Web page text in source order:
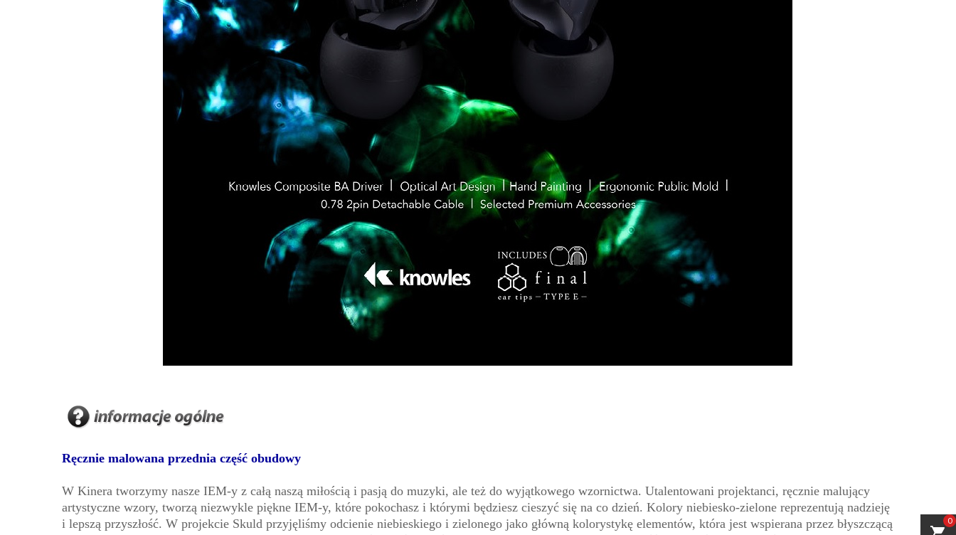
Ręcznie malowana przednia część obudowy
W Kinera tworzymy nasze IEM-y z całą naszą miłością i pasją do muzyki, ale też do wyjątkowego wzornictwa. Utalentowani projektanci, ręcznie malujący
artystyczne wzory, tworzą niezwykle piękne IEM-y, które pokochasz i którymi będziesz cieszyć się na co dzień. Kolory niebiesko-zielone reprezentują nadzieję
i lepszą przyszłość. W projekcie Skuld przyjęliśmy odcienie niebieskiego i zielonego jako główną kolorystykę elementów, która jest wspierana przez błyszczącą
0